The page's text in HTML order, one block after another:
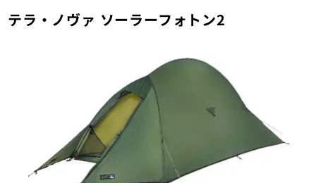
テラ・ノヴァ ソーラーフォトン2